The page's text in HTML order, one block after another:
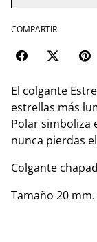
COMPARTIR
El colgante
estrellas más
Polar simboliza
nunca pierdas
Colgante
Tamaño 20